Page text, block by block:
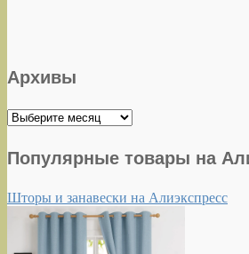
Архивы
Архивы
Популярные товары на
Шторы и занавески на Алиэкспресс